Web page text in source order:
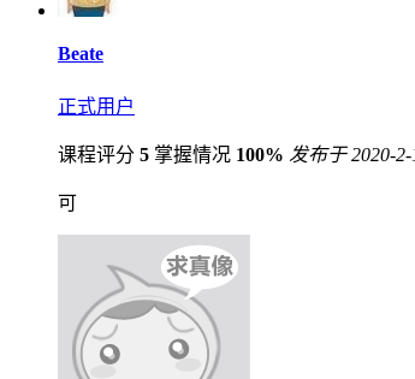
Beate
正式用户
课程评分 5 掌握情况 100% 发布于 2020-2-
可